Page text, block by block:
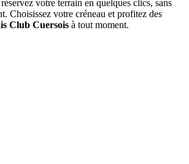
réservez votre terrain en quelques clics, sans
Choisissez votre créneau et profitez des
Club Cuersois à tout moment.